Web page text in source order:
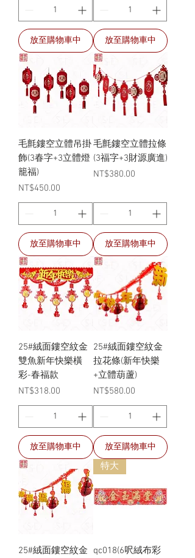
放至購物車中 放至購物車中
毛氈鏤空立體吊掛
飾(3春字+3立體燈
籠福)
價格
NT$450.00
放至購物車中
毛氈鏤空立體拉條
(3福字+3財源廣進)
價格
NT$380.00
放至購物車中
25#絨面鏤空紋金
雙魚新年快樂橫
彩-春福款
價格
NT$318.00
放至購物車中
25#絨面鏤空紋金
拉花條(新年快樂
+立體葫蘆)
價格
NT$580.00
放至購物車中
25#絨面鏤空紋金
特大
qc018(6呎絨布彩